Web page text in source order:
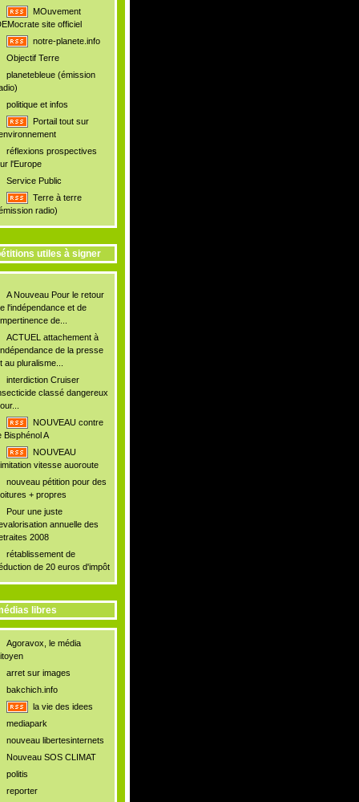
MOuvement
site officiel
notre-planete.info
Objectif Terre
planetebleue (émission
politique et infos
Portail tout sur
réflexions prospectives
l'Europe
Service Public
Terre à terre
radio)
utiles à signer
A Nouveau Pour le retour
l'indépendance et de
de...
ACTUEL attachement à
de la presse
au pluralisme...
interdiction Cruiser
classé dangereux
NOUVEAU contre
Bisphénol A
NOUVEAU
vitesse auoroute
nouveau pétition pour des
+ propres
Pour une juste
annuelle des
2008
rétablissement de
de 20 euros d'impôt
libres
Agoravox, le média
arret sur images
bakchich.info
la vie des idees
mediapark
nouveau libertesinternets
Nouveau SOS CLIMAT
politis
reporter